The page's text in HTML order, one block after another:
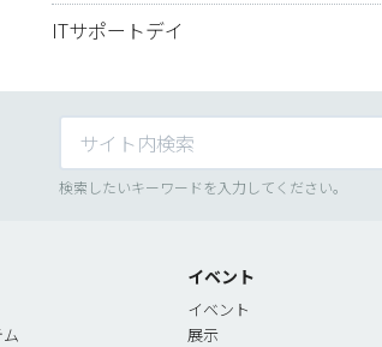
ITサポートデイ
サイト内検索
検索したいキーワードを入力してください。
イベント
イベント
展示